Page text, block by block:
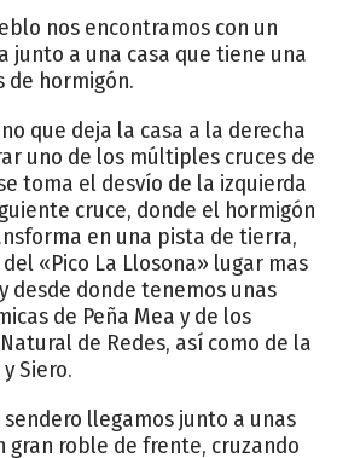
nos encontramos con un
junto a una casa que tiene una
de hormigón.
que deja la casa a la derecha
uno de los múltiples cruces de
toma el desvío de la izquierda
cruce, donde el hormigón
en una pista de tierra,
«Pico La Llosona» lugar mas
desde donde tenemos unas
de Peña Mea y de los
de Redes, así como de la
Siero.
llegamos junto a unas
gran roble de frente, cruzando